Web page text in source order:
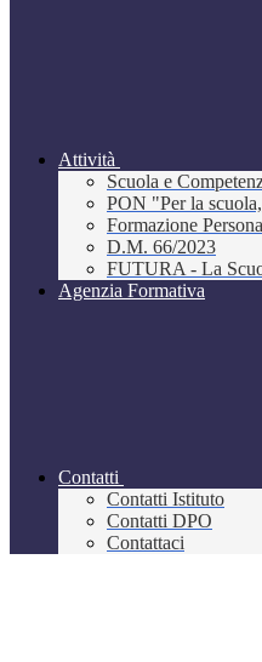
Attività
Scuola e
PON "Per la
Formazione
D.M. 66/2023
FUTURA - La
Agenzia Formativa
Contatti
Contatti Istituto
Contatti DPO
Contattaci